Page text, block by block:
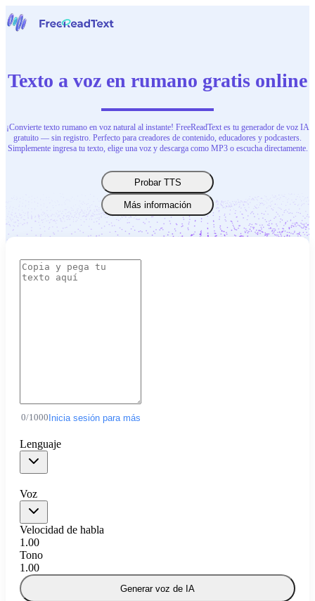
Herramientas
Contacta con nosotras
Texto a voz en rumano gratis online
¡Convierte texto rumano en voz natural al instante! FreeReadText es tu generador de voz IA
gratuito — sin registro. Perfecto para creadores de contenido, educadores y podcasters.
Simplemente ingresa tu texto, elige una voz y descarga como MP3 o escucha directamente.
Probar TTS
Más información
0/1000 Inicia sesión para más
Lenguaje
Voz
Velocidad de habla
1.00
Tono
1.00
Generar voz de IA